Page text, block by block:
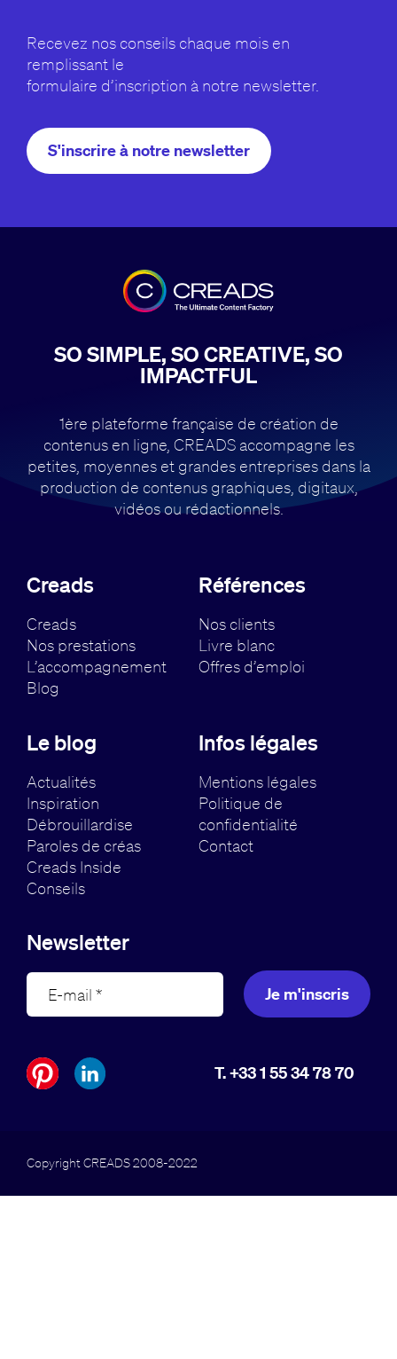
Recevez nos conseils chaque mois en
remplissant le
formulaire d’inscription à notre newsletter.
S'inscrire à notre newsletter
SO SIMPLE, SO CREATIVE, SO
IMPACTFUL
1ère plateforme française de création de
contenus en ligne, CREADS accompagne les
petites, moyennes et grandes entreprises dans la
production de contenus graphiques, digitaux,
vidéos ou rédactionnels.
Creads
Creads
Nos prestations
L’accompagnement
Blog
Références
Nos clients
Livre blanc
Offres d’emploi
Le blog
Actualités
Inspiration
Débrouillardise
Paroles de créas
Creads Inside
Conseils
Infos légales
Mentions légales
Politique de
confidentialité
Contact
Newsletter
Je m'inscris
T. +33 1 55 34 78 70
Copyright CREADS 2008-2022